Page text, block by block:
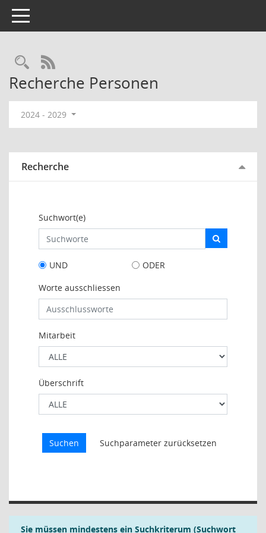
Toggle navigation
Rechercheauswahl
RSS-Feed
Recherche Personen
2024 - 2029
Recherche
Suchwort(e)
UND
ODER
Worte ausschliessen
Mitarbeit
Überschrift
Sie müssen mindestens ein Suchkriterum (Suchwort